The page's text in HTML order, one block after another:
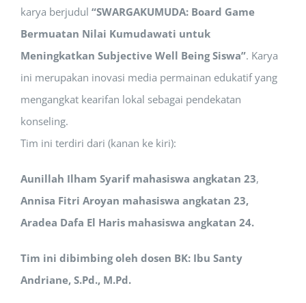
karya berjudul “SWARGAKUMUDA: Board Game
Bermuatan Nilai Kumudawati untuk
Meningkatkan Subjective Well Being Siswa”. Karya
ini merupakan inovasi media permainan edukatif yang
mengangkat kearifan lokal sebagai pendekatan
konseling.
Tim ini terdiri dari (kanan ke kiri):
Aunillah Ilham Syarif mahasiswa angkatan 23,
Annisa Fitri Aroyan mahasiswa angkatan 23,
Aradea Dafa El Haris mahasiswa angkatan 24.
Tim ini dibimbing oleh dosen BK: Ibu Santy
Andriane, S.Pd., M.Pd.